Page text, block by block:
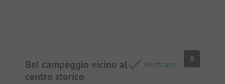
Bel campeggio vicino al
centro storico
Verificato
8